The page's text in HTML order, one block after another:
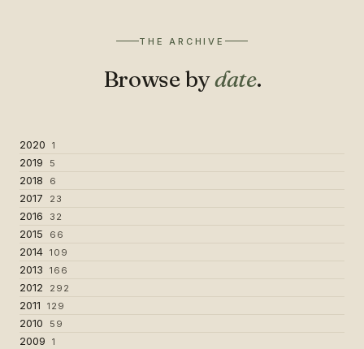
THE ARCHIVE
Browse bydate.
2020 1
2019 5
2018 6
2017 23
2016 32
2015 66
2014 109
2013 166
2012 292
2011 129
2010 59
2009 1